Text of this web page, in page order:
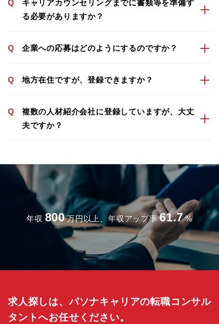
Q
キャリアカウンセリングまでに書類等を準備す
る必要がありますか？
Q 企業への応募はどのようにするのですか？
Q 地方在住ですが、登録できますか？
Q
複数の人材紹介会社に登録していますが、大丈
夫ですか？
年収 800 万円以上、年収アップ率 61.7 %
求人探しは、パソナキャリアの転職コンサル
タントへお任せください。